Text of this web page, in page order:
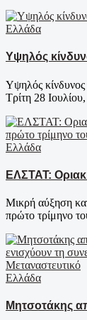
Ελλάδα
Υψηλός
Υψηλός
Τρίτη 28
Ελλάδα
ΕΛΣΤΑΤ:
Μικρή αύξηση
πρώτο τρίμηνο
Ελλάδα
Μητσοτάκης